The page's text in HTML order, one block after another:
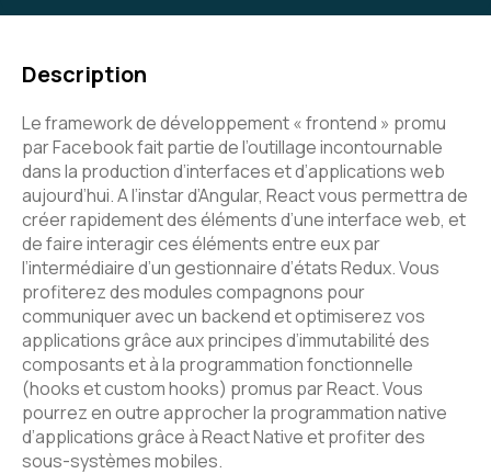
Description
Le framework de développement « frontend » promu
par Facebook fait partie de l’outillage incontournable
dans la production d’interfaces et d’applications web
aujourd’hui. A l’instar d’Angular, React vous permettra de
créer rapidement des éléments d’une interface web, et
de faire interagir ces éléments entre eux par
l’intermédiaire d’un gestionnaire d’états Redux. Vous
profiterez des modules compagnons pour
communiquer avec un backend et optimiserez vos
applications grâce aux principes d’immutabilité des
composants et à la programmation fonctionnelle
(hooks et custom hooks) promus par React. Vous
pourrez en outre approcher la programmation native
d’applications grâce à React Native et profiter des
sous-systèmes mobiles.